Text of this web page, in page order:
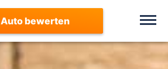
Auto bewerten